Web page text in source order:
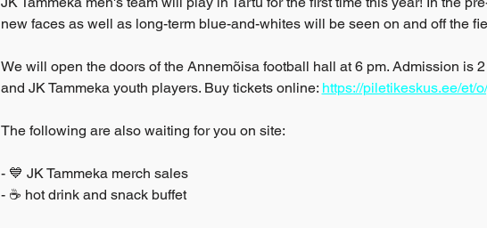
new faces as well as long-term blue-and-whites will be seen on and off the
We will open the doors of the Annemõisa football hall at 6 pm. Admission is
and JK Tammeka youth players. Buy tickets online: https://piletikeskus.ee/et/
The following are also waiting for you on site:
- 💙 JK Tammeka merch sales
- ☕ hot drink and snack buffet